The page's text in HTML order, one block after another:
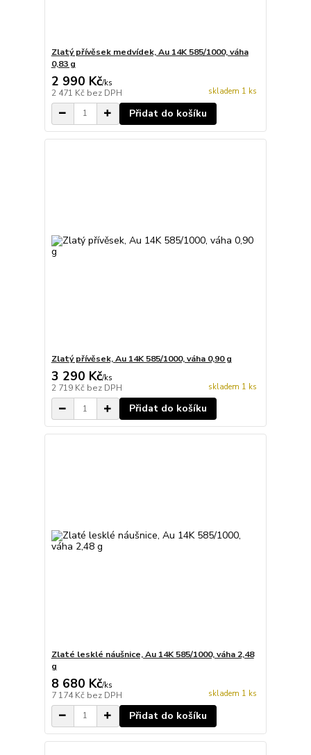
Zlatý přívěsek medvídek, Au 14K 585/1000, váha
0,83 g
2 990 Kč/ks
2 471 Kč bez DPH skladem 1 ks
Přidat do košíku
Zlatý přívěsek, Au 14K 585/1000, váha 0,90 g
3 290 Kč/ks
2 719 Kč bez DPH skladem 1 ks
Přidat do košíku
Zlaté lesklé náušnice, Au 14K 585/1000, váha 2,48
g
8 680 Kč/ks
7 174 Kč bez DPH skladem 1 ks
Přidat do košíku